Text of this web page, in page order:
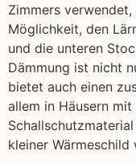
Zimmers
Möglichkeit, den
und die unteren
Dämmung ist nicht
bietet auch einen
allem in Häusern
kleiner Wärmeschild